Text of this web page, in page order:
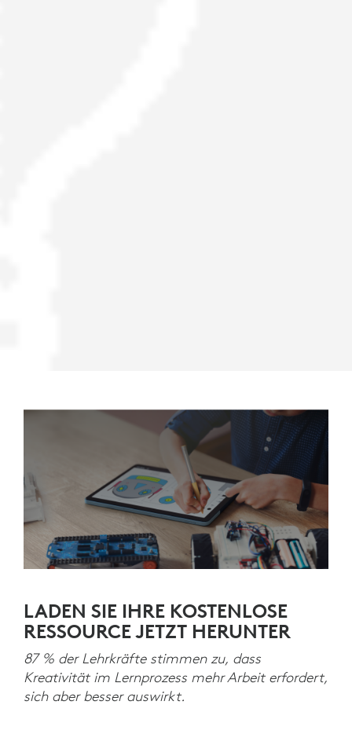
LADEN SIE IHRE KOSTENLOSE
RESSOURCE JETZT HERUNTER
87 % der Lehrkräfte stimmen zu, dass
Kreativität im Lernprozess mehr Arbeit erfordert,
sich aber besser auswirkt.